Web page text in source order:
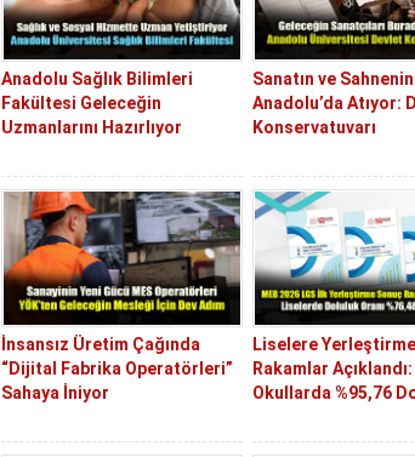
Anadolu Sağlık Bilimleri
Fakültesi Geleceğin
Uzmanlarını Hazırlıyor
Sanatın ve
Anadolu’da Atıyor:
Konservatuvarı
İnsansız Üretim Çağında
“Dijital Fabrika Operatörleri”
Sahaya İniyor
Liselere
Rakamlar Açıklandı:
Okullarda %95,76